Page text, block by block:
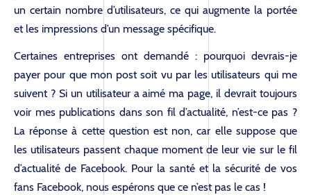
un certain nombre d’utilisateurs, ce qui augmente la portée
et les impressions d’un message spécifique.
Certaines entreprises ont demandé : pourquoi devrais-je
payer pour que mon post soit vu par les utilisateurs qui me
suivent ? Si un utilisateur a aimé ma page, il devrait toujours
voir mes publications dans son fil d’actualité, n’est-ce pas ?
La réponse à cette question est non, car elle suppose que
les utilisateurs passent chaque moment de leur vie sur le fil
d’actualité de Facebook. Pour la santé et la sécurité de vos
fans Facebook, nous espérons que ce n’est pas le cas !